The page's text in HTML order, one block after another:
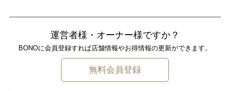
運営者様・オーナー様ですか？
BONOに会員登録すれば店舗情報やお得情報の更新ができます。
無料会員登録